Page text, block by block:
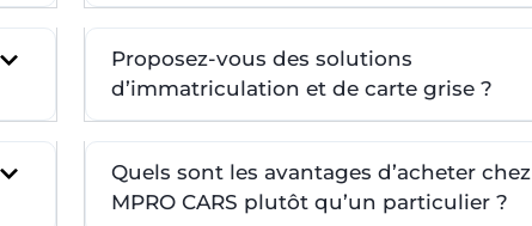
Proposez-vous des solutions
d’immatriculation et de carte grise ?
Quels sont les avantages d’acheter chez
MPRO CARS plutôt qu’un particulier ?